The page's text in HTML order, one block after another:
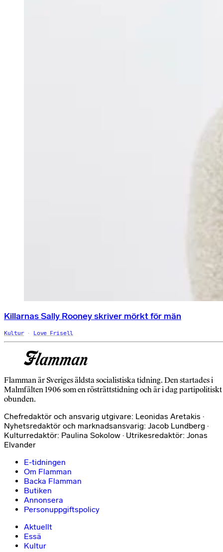
Killarnas Sally Rooney skriver mörkt för män
Kultur Love Frisell
Flamman är Sveriges äldsta socialistiska tidning. Den startades i
Malmfälten 1906 som en rösträttstidning och är i dag partipolitiskt
obunden.
Chefredaktör och ansvarig utgivare: Leonidas Aretakis ·
Nyhetsredaktör och marknadsansvarig: Jacob Lundberg ·
Kulturredaktör: Paulina Sokolow · Utrikesredaktör: Jonas
Elvander
E-tidningen
Om Flamman
Backa Flamman
Butiken
Annonsera
Personuppgiftspolicy
Aktuellt
Essä
Kultur